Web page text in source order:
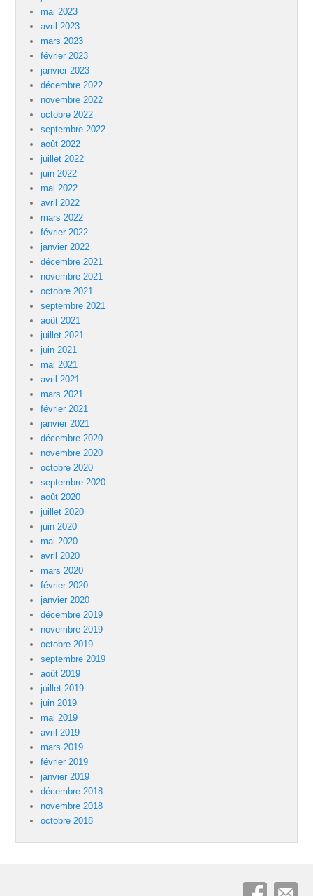
mai 2023
avril 2023
mars 2023
février 2023
janvier 2023
décembre 2022
novembre 2022
octobre 2022
septembre 2022
août 2022
juillet 2022
juin 2022
mai 2022
avril 2022
mars 2022
février 2022
janvier 2022
décembre 2021
novembre 2021
octobre 2021
septembre 2021
août 2021
juillet 2021
juin 2021
mai 2021
avril 2021
mars 2021
février 2021
janvier 2021
décembre 2020
novembre 2020
octobre 2020
septembre 2020
août 2020
juillet 2020
juin 2020
mai 2020
avril 2020
mars 2020
février 2020
janvier 2020
décembre 2019
novembre 2019
octobre 2019
septembre 2019
août 2019
juillet 2019
juin 2019
mai 2019
avril 2019
mars 2019
février 2019
janvier 2019
décembre 2018
novembre 2018
octobre 2018